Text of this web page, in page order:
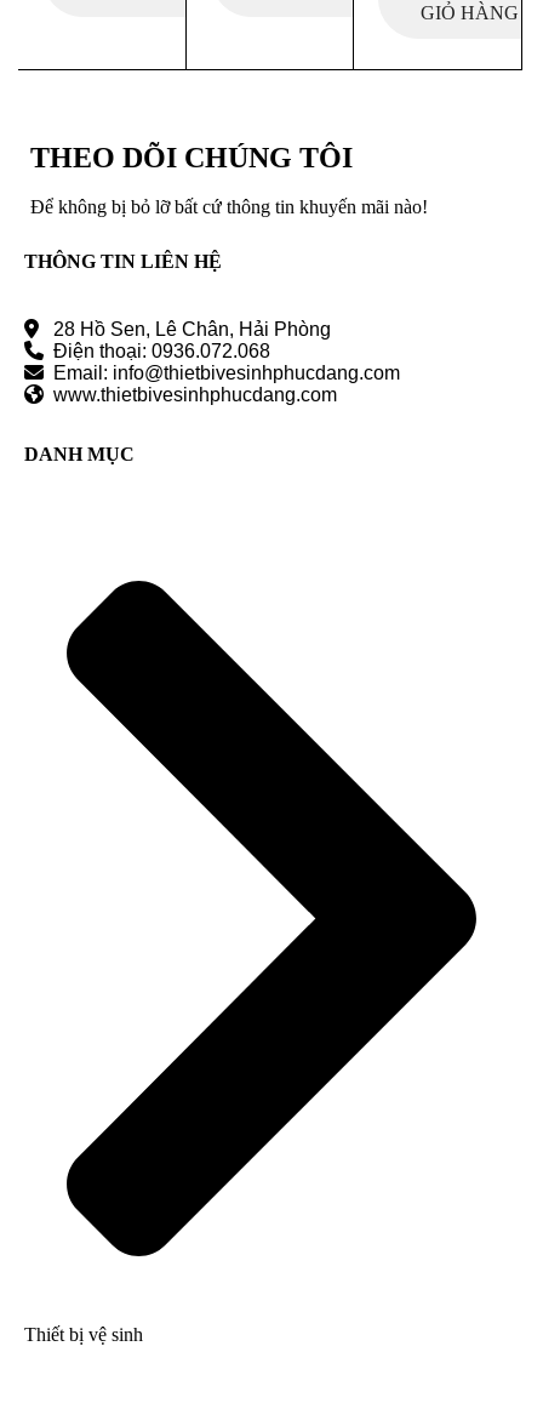
GIỎ HÀNG
THEO DÕI CHÚNG TÔI
Để không bị bỏ lỡ bất cứ thông tin khuyến mãi nào!
THÔNG TIN LIÊN HỆ
28 Hồ Sen, Lê Chân, Hải Phòng
Điện thoại: 0936.072.068
Email: info@thietbivesinhphucdang.com
www.thietbivesinhphucdang.com
DANH MỤC
Thiết bị vệ sinh